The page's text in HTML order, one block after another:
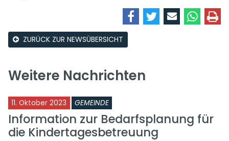
ZURÜCK ZUR NEWSÜBERSICHT
Weitere Nachrichten
11. Oktober 2023 GEMEINDE
Information zur Bedarfsplanung für
die Kindertagesbetreuung